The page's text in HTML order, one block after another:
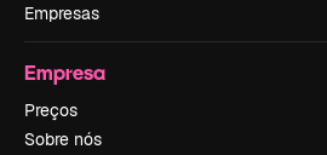
Empresas
Empresa
Preços
Sobre nós